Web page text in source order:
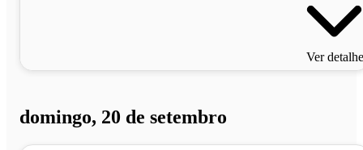
Ver
domingo, 20 de setembro